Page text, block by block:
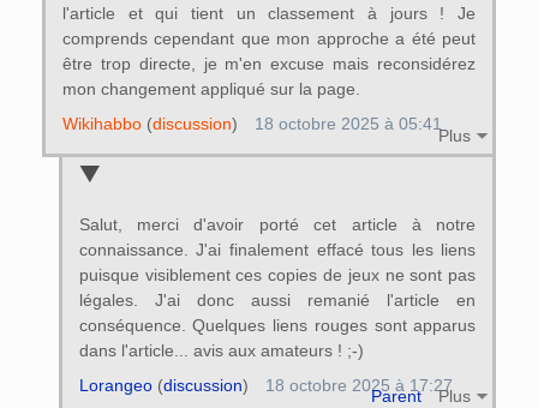
l'article et qui tient un classement à jours ! Je
comprends cependant que mon approche a été peut
être trop directe, je m'en excuse mais reconsidérez
mon changement appliqué sur la page.
Plus
Wikihabbo(discussion) 18 octobre 2025 à 05:41
Salut, merci d'avoir porté cet article à notre
connaissance. J'ai finalement effacé tous les liens
puisque visiblement ces copies de jeux ne sont pas
légales. J'ai donc aussi remanié l'article en
conséquence. Quelques liens rouges sont apparus
dans l'article... avis aux amateurs ! ;-)
Parent Plus
Lorangeo(discussion) 18 octobre 2025 à 17:27